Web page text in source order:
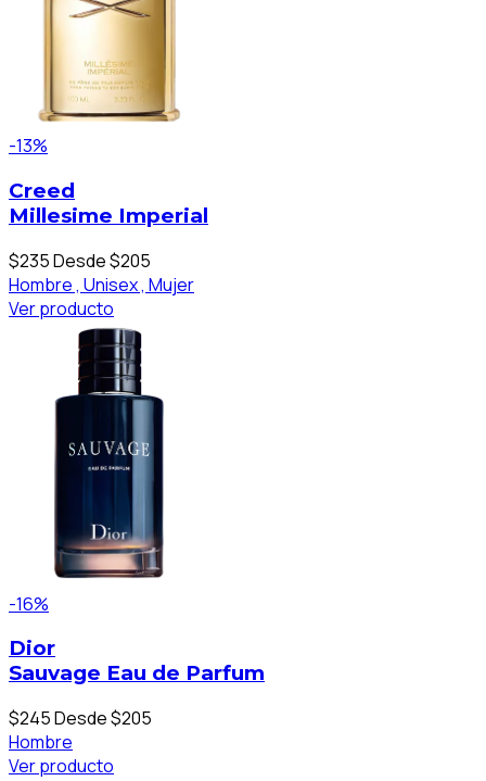
-13%
Creed
Millesime Imperial
$235Desde $205
Hombre , Unisex , Mujer
Ver producto
-16%
Dior
Sauvage Eau de Parfum
$245Desde $205
Hombre
Ver producto